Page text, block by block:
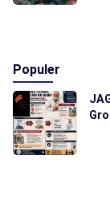
Populer